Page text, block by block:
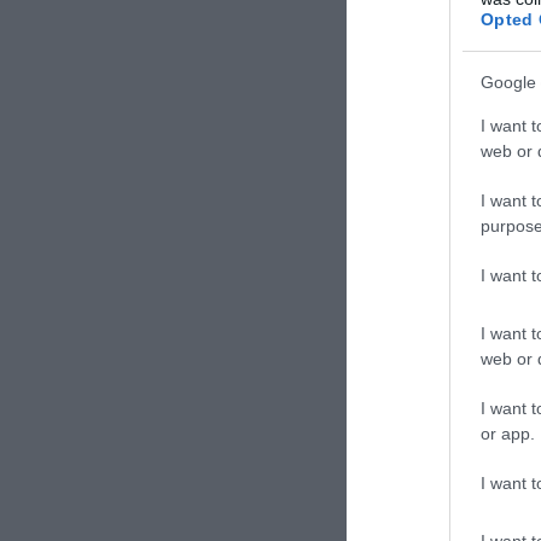
Opted
Google
I want
web or
I want
I want
I want
web or
I want
or app.
I want
βρίσκεται
Οι ουκρανικές
επιχείρηση
την
ΡΩΣΙΑ
ΣΧΟΛΙΑΣΤΕ